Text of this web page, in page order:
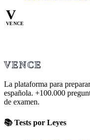
V
VENCE
VENCE
La plataforma para
española. +100.000
de examen.
📚 Tests por Leyes